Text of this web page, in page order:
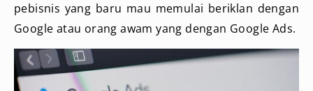
pebisnis yang baru mau memulai beriklan dengan
Google atau orang awam yang dengan Google Ads.